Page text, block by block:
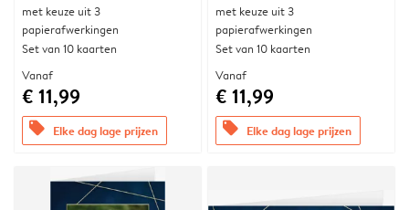
met keuze uit 3
papierafwerkingen
Set van 10 kaarten
Vanaf
€ 11,99
offers Elke dag lage prijzen
met keuze uit 3
papierafwerkingen
Set van 10 kaarten
Vanaf
€ 11,99
offers Elke dag lage prijzen